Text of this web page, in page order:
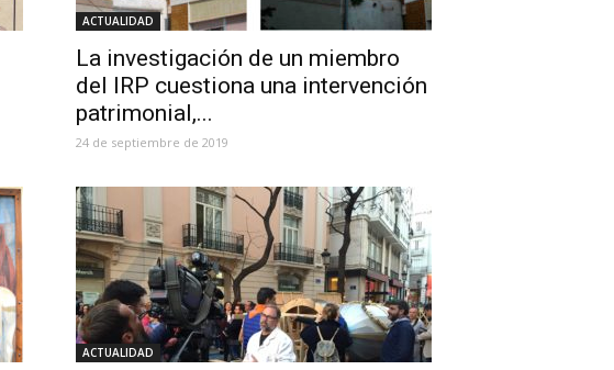
ACTUALIDAD
La investigación de un miembro
del IRP cuestiona una intervención
patrimonial,...
24 de septiembre de 2019
ACTUALIDAD